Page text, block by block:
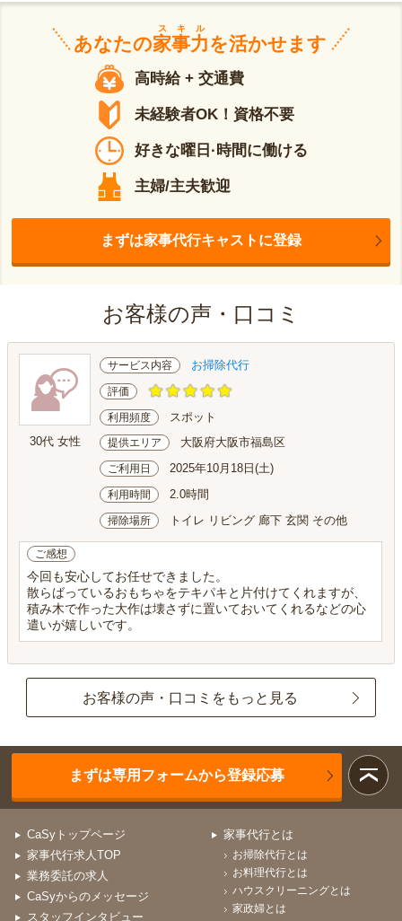
あなたの家事力
スキル
を活かせます
高時給 + 交通費
未経験者OK！資格不要
好きな曜日·時間に働ける
主婦/主夫歓迎
まずは家事代行キャストに登録
お客様の声・口コミ
30代 女性
サービス内容 お掃除代行
評価
利用頻度 スポット
提供エリア 大阪府大阪市福島区
ご利用日 2025年10月18日(土)
利用時間 2.0時間
掃除場所 トイレ リビング 廊下 玄関 その他
ご感想
今回も安心してお任せできました。
散らばっているおもちゃをテキパキと片付けてくれますが、
積み木で作った大作は壊さずに置いておいてくれるなどの心
遣いが嬉しいです。
お客様の声・口コミをもっと見る
まずは専用フォームから登録応募
CaSyトップページ
家事代行求人TOP
業務委託の求人
CaSyからのメッセージ
スタッフインタビュー
家事代行とは
お掃除代行とは
お料理代行とは
ハウスクリーニングとは
家政婦とは